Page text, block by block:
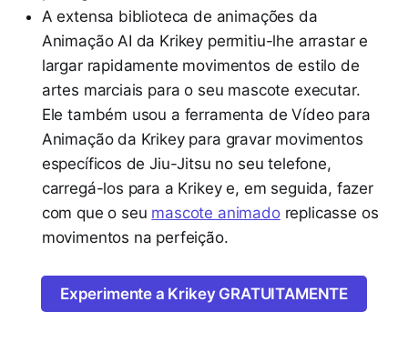
A extensa biblioteca de animações da
Animação AI da Krikey permitiu-lhe arrastar e
largar rapidamente movimentos de estilo de
artes marciais para o seu mascote executar.
Ele também usou a ferramenta de Vídeo para
Animação da Krikey para gravar movimentos
específicos de Jiu-Jitsu no seu telefone,
carregá-los para a Krikey e, em seguida, fazer
com que o seu mascote animadoreplicasse os
movimentos na perfeição.
Experimente a Krikey GRATUITAMENTE